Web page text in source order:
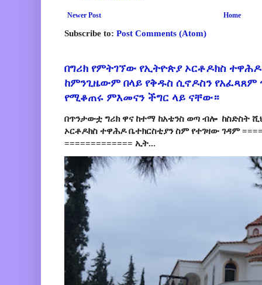
Newer Post Home
Subscribe to: Post Comments (Atom)
በግሪክ የምትገኘው የኢትዮጵያ ኦርቶዶክስ
ከምንጊዜውም በላይ የቅዱስ ሲኖዶስን የአፈጻጸም
የሚቆጠሩ ምእመናን ችግር ላይ ናቸው።
በጥንታውቷ ግሪክ ዋና ከተማ ከአቴንስ ወጣ ብሎ ከስድስት
ኦርቶዶክስ ተዋሕዶ ቤተክርስቲያን ስም የተገዛው ገዳም
============= ኢት...